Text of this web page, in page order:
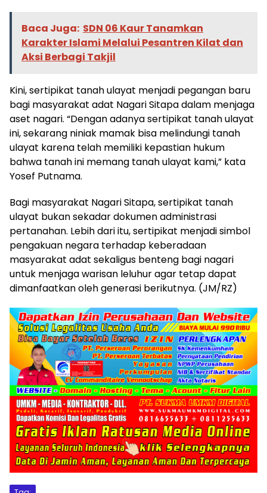
Baca Juga: SDN 06 Kaur Tanamkan
Karakter Islami Melalui Pesantren Kilat dan
Aksi Berbagi Takjil
Kini, sertipikat tanah ulayat menjadi pegangan baru
bagi masyarakat adat Nagari Sitapa dalam menjaga
aset nagari. “Dengan adanya sertipikat tanah ulayat
ini, sekarang niniak mamak bisa melindungi tanah
ulayat karena telah memiliki kepastian hukum
bahwa tanah ini memang tanah ulayat kami,” kata
Yosef Putnama.
Bagi masyarakat Nagari Sitapa, sertipikat tanah
ulayat bukan sekadar dokumen administrasi
pertanahan. Lebih dari itu, sertipikat menjadi simbol
pengakuan negara terhadap keberadaan
masyarakat adat sekaligus benteng bagi nagari
untuk menjaga warisan leluhur agar tetap dapat
dimanfaatkan oleh generasi berikutnya. (JM/RZ)